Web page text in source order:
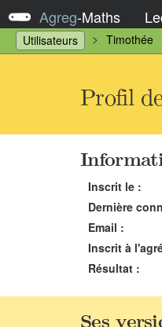
Agreg-Maths
Utilisateurs Timothée
Profil
Inscrit le :
Dernière
Email :
Inscrit à
Résultat :
Ses